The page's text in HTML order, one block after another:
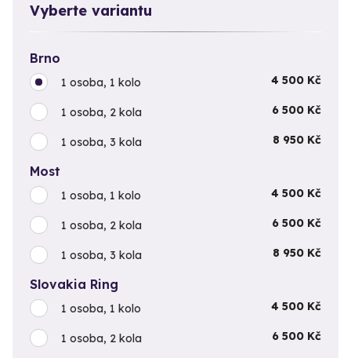
Vyberte variantu
Brno
1 osoba, 1 kolo 4 500 Kč
1 osoba, 2 kola 6 500 Kč
1 osoba, 3 kola 8 950 Kč
Most
1 osoba, 1 kolo 4 500 Kč
1 osoba, 2 kola 6 500 Kč
1 osoba, 3 kola 8 950 Kč
Slovakia Ring
1 osoba, 1 kolo 4 500 Kč
1 osoba, 2 kola 6 500 Kč